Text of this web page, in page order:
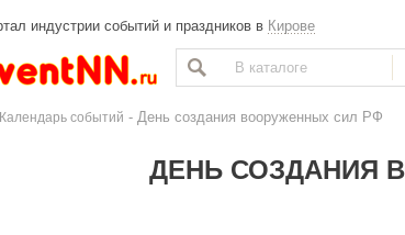
индустрии событий и праздников в Кирове
Календарь событий - День создания вооруженных сил РФ
ДЕНЬ СОЗДАНИЯ